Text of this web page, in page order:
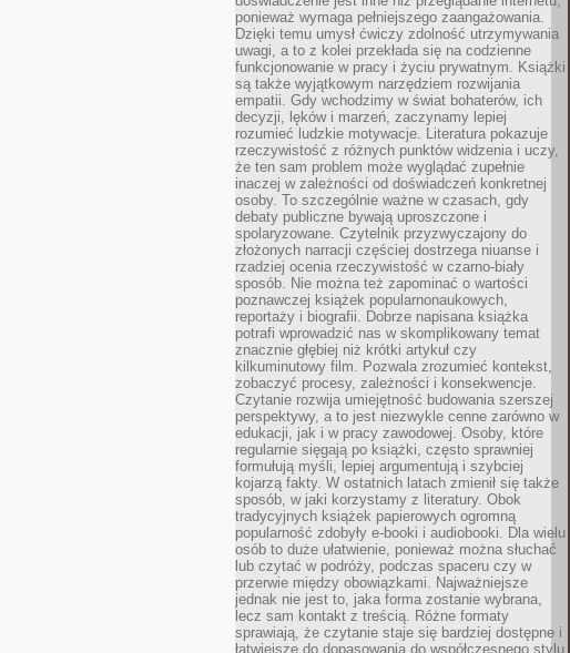
ponieważ wymaga pełniejszego zaangażowania.
Dzięki temu umysł ćwiczy zdolność utrzymywania
uwagi, a to z kolei przekłada się na codzienne
funkcjonowanie w pracy i życiu prywatnym. Książki
są także wyjątkowym narzędziem rozwijania
empatii. Gdy wchodzimy w świat bohaterów, ich
decyzji, lęków i marzeń, zaczynamy lepiej
rozumieć ludzkie motywacje. Literatura pokazuje
rzeczywistość z różnych punktów widzenia i uczy,
że ten sam problem może wyglądać zupełnie
inaczej w zależności od doświadczeń konkretnej
osoby. To szczególnie ważne w czasach, gdy
debaty publiczne bywają uproszczone i
spolaryzowane. Czytelnik przyzwyczajony do
złożonych narracji częściej dostrzega niuanse i
rzadziej ocenia rzeczywistość w czarno-biały
sposób. Nie można też zapominać o wartości
poznawczej książek popularnonaukowych,
reportaży i biografii. Dobrze napisana książka
potrafi wprowadzić nas w skomplikowany temat
znacznie głębiej niż krótki artykuł czy
kilkuminutowy film. Pozwala zrozumieć kontekst,
zobaczyć procesy, zależności i konsekwencje.
Czytanie rozwija umiejętność budowania szerszej
perspektywy, a to jest niezwykle cenne zarówno w
edukacji, jak i w pracy zawodowej. Osoby, które
regularnie sięgają po książki, często sprawniej
formułują myśli, lepiej argumentują i szybciej
kojarzą fakty. W ostatnich latach zmienił się także
sposób, w jaki korzystamy z literatury. Obok
tradycyjnych książek papierowych ogromną
popularność zdobyły e-booki i audiobooki. Dla wielu
osób to duże ułatwienie, ponieważ można słuchać
lub czytać w podróży, podczas spaceru czy w
przerwie między obowiązkami. Najważniejsze
jednak nie jest to, jaka forma zostanie wybrana,
lecz sam kontakt z treścią. Różne formaty
sprawiają, że czytanie staje się bardziej dostępne i
łatwiejsze do dopasowania do współczesnego stylu